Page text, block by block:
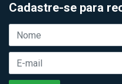
Cadastre-se para